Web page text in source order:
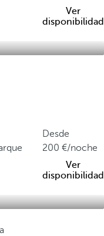
Ver
disponibilidad
Desde
200
/noche
Ver
disponibilidad